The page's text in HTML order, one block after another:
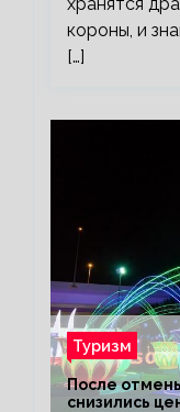
короны, и
[…]
Туризм
После
снизились